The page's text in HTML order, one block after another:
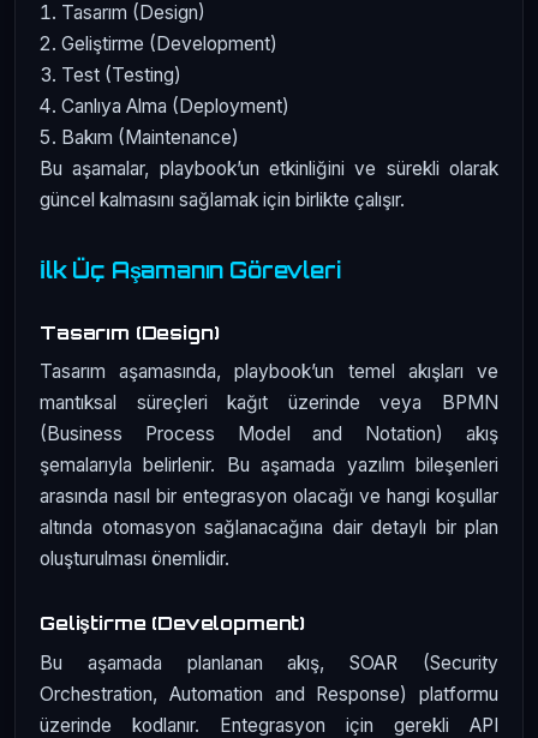
Tasarım (Design)
Geliştirme (Development)
Test (Testing)
Canlıya Alma (Deployment)
Bakım (Maintenance)
Bu aşamalar, playbook’un etkinliğini ve sürekli olarak
güncel kalmasını sağlamak için birlikte çalışır.
İlk Üç Aşamanın Görevleri
Tasarım (Design)
Tasarım aşamasında, playbook’un temel akışları ve
mantıksal süreçleri kağıt üzerinde veya BPMN
(Business Process Model and Notation) akış
şemalarıyla belirlenir. Bu aşamada yazılım bileşenleri
arasında nasıl bir entegrasyon olacağı ve hangi koşullar
altında otomasyon sağlanacağına dair detaylı bir plan
oluşturulması önemlidir.
Geliştirme (Development)
Bu aşamada planlanan akış, SOAR (Security
Orchestration, Automation and Response) platformu
üzerinde kodlanır. Entegrasyon için gerekli API